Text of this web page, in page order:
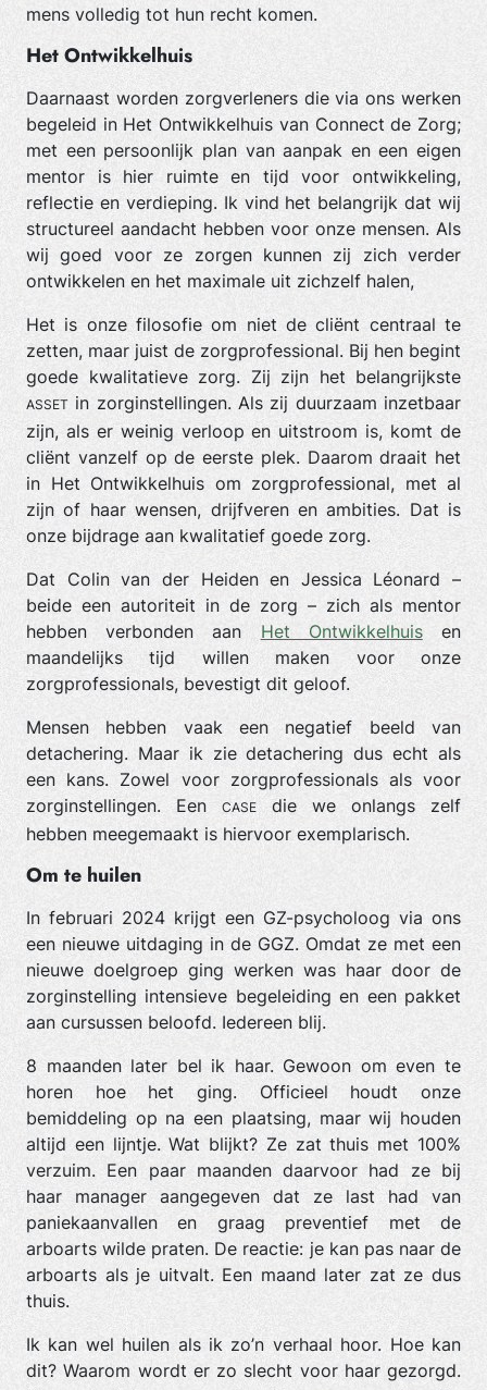
mens volledig tot hun recht komen.
Het Ontwikkelhuis
Daarnaast worden zorgverleners die via ons werken
begeleid in Het Ontwikkelhuis van Connect de Zorg;
met een persoonlijk plan van aanpak en een eigen
mentor is hier ruimte en tijd voor ontwikkeling,
reflectie en verdieping. Ik vind het belangrijk dat wij
structureel aandacht hebben voor onze mensen. Als
wij goed voor ze zorgen kunnen zij zich verder
ontwikkelen en het maximale uit zichzelf halen,
Het is onze filosofie om niet de cliënt centraal te
zetten, maar juist de zorgprofessional. Bij hen begint
goede kwalitatieve zorg. Zij zijn het belangrijkste
ASSET in zorginstellingen. Als zij duurzaam inzetbaar
zijn, als er weinig verloop en uitstroom is, komt de
cliënt vanzelf op de eerste plek. Daarom draait het
in Het Ontwikkelhuis om zorgprofessional, met al
zijn of haar wensen, drijfveren en ambities. Dat is
onze bijdrage aan kwalitatief goede zorg.
Dat Colin van der Heiden en Jessica Léonard –
beide een autoriteit in de zorg – zich als mentor
hebben verbonden aan Het Ontwikkelhuisen
maandelijks tijd willen maken voor onze
zorgprofessionals, bevestigt dit geloof.
Mensen hebben vaak een negatief beeld van
detachering. Maar ik zie detachering dus echt als
een kans. Zowel voor zorgprofessionals als voor
zorginstellingen. Een
CASE
die we onlangs zelf
hebben meegemaakt is hiervoor exemplarisch.
Om te huilen
In februari 2024 krijgt een GZ-psycholoog via ons
een nieuwe uitdaging in de GGZ. Omdat ze met een
nieuwe doelgroep ging werken was haar door de
zorginstelling intensieve begeleiding en een pakket
aan cursussen beloofd. Iedereen blij.
8 maanden later bel ik haar. Gewoon om even te
horen hoe het ging. Officieel houdt onze
bemiddeling op na een plaatsing, maar wij houden
altijd een lijntje. Wat blijkt? Ze zat thuis met 100%
verzuim. Een paar maanden daarvoor had ze bij
haar manager aangegeven dat ze last had van
paniekaanvallen en graag preventief met de
arboarts wilde praten. De reactie: je kan pas naar de
arboarts als je uitvalt. Een maand later zat ze dus
thuis.
Ik kan wel huilen als ik zo’n verhaal hoor. Hoe kan
dit? Waarom wordt er zo slecht voor haar gezorgd.